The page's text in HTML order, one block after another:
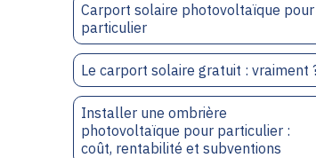
Carport solaire photovoltaïque pour
particulier
Le carport solaire gratuit : vraiment
Installer une ombrière
photovoltaïque pour particulier :
coût, rentabilité et subventions